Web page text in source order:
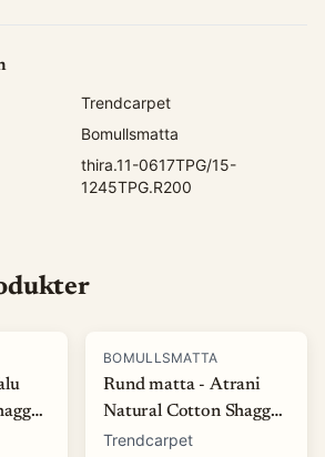
Trendcarpet
Bomullsmatta
thira.11-0617TPG/15-
1245TPG.R200
BOMULLSMATTA
Rund matta - Atrani
Natural Cotton Shaggy
(orange) (Storlek: Ø 120
Trendcarpet